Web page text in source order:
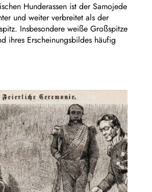
Hunderassen ist der Samojede
und weiter verbreitet als der
Insbesondere weiße Großspitze
ihres Erscheinungsbildes häufig